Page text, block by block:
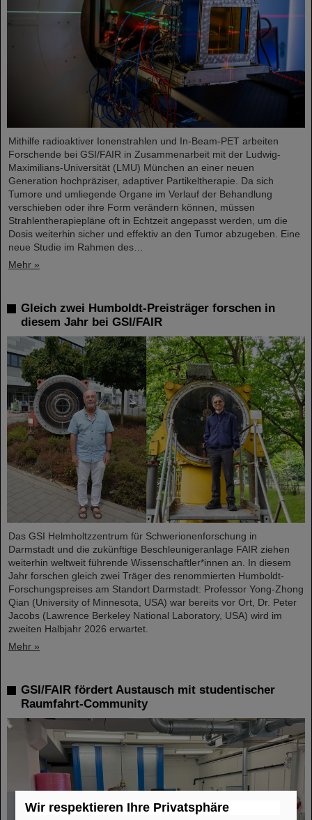
Mithilfe radioaktiver Ionenstrahlen und In-Beam-PET arbeiten
Forschende bei GSI/FAIR in Zusammenarbeit mit der Ludwig-
Maximilians-Universität (LMU) München an einer neuen
Generation hochpräziser, adaptiver Partikeltherapie. Da sich
Tumore und umliegende Organe im Verlauf der Behandlung
verschieben oder ihre Form verändern können, müssen
Strahlentherapiepläne oft in Echtzeit angepasst werden, um die
Dosis weiterhin sicher und effektiv an den Tumor abzugeben. Eine
neue Studie im Rahmen des…
Mehr »
Gleich zwei Humboldt-Preisträger forschen in
diesem Jahr bei GSI/FAIR
Das GSI Helmholtzzentrum für Schwerionenforschung in
Darmstadt und die zukünftige Beschleunigeranlage FAIR ziehen
weiterhin weltweit führende Wissenschaftler*innen an. In diesem
Jahr forschen gleich zwei Träger des renommierten Humboldt-
Forschungspreises am Standort Darmstadt: Professor Yong-Zhong
Qian (University of Minnesota, USA) war bereits vor Ort, Dr. Peter
Jacobs (Lawrence Berkeley National Laboratory, USA) wird im
zweiten Halbjahr 2026 erwartet.
Mehr »
GSI/FAIR fördert Austausch mit studentischer
Raumfahrt-Community
Wir respektieren Ihre Privatsphäre